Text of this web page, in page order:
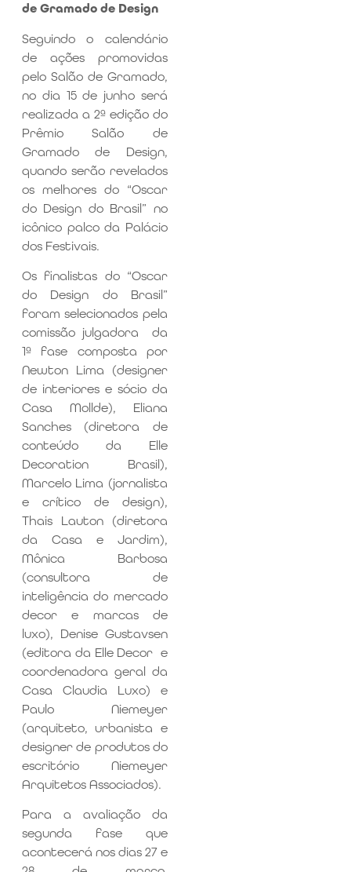
de Gramado de Design
Seguindo o calendário
de ações promovidas
pelo Salão de Gramado,
no dia 15 de junho será
realizada a 2ª edição do
Prêmio Salão de
Gramado de Design,
quando serão revelados
os melhores do “Oscar
do Design do Brasil” no
icônico palco da Palácio
dos Festivais.
Os finalistas do “Oscar
do Design do Brasil”
foram selecionados pela
comissão julgadora da
1ª fase composta por
Newton Lima (designer
de interiores e sócio da
Casa Mollde), Eliana
Sanches (diretora de
conteúdo da Elle
Decoration Brasil),
Marcelo Lima (jornalista
e crítico de design),
Thais Lauton (diretora
da Casa e Jardim),
Mônica Barbosa
(consultora de
inteligência do mercado
decor e marcas de
luxo), Denise Gustavsen
(editora da Elle Decor e
coordenadora geral da
Casa Claudia Luxo) e
Paulo Niemeyer
(arquiteto, urbanista e
designer de produtos do
escritório Niemeyer
Arquitetos Associados).
Para a avaliação da
segunda fase que
acontecerá nos dias 27 e